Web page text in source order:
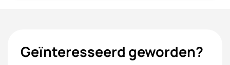
Geïnteresseerd geworden?